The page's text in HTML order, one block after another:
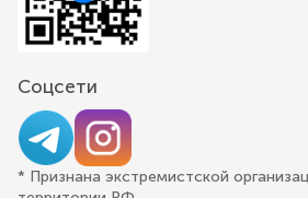
Соцсети
* Признана экстремистской